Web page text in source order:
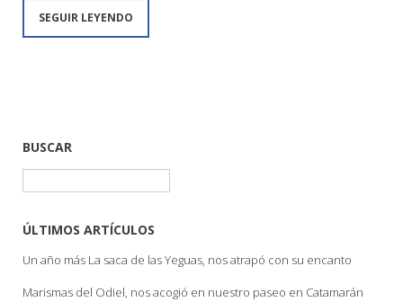
SEGUIR LEYENDO
BUSCAR
ÚLTIMOS ARTÍCULOS
Un año más La saca de las Yeguas, nos atrapó con su encanto
Marismas del Odiel, nos acogió en nuestro paseo en Catamarán